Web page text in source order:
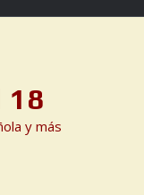
18
y más